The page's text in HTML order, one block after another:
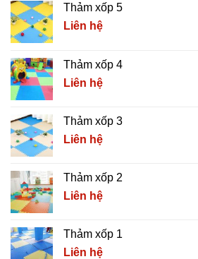
Thảm xốp 5
Liên hệ
Thảm xốp 4
Liên hệ
Thảm xốp 3
Liên hệ
Thảm xốp 2
Liên hệ
Thảm xốp 1
Liên hệ